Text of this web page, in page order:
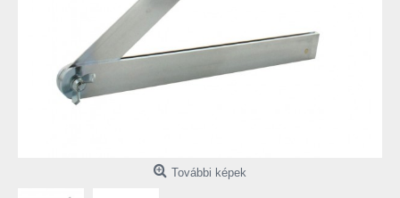
További képek